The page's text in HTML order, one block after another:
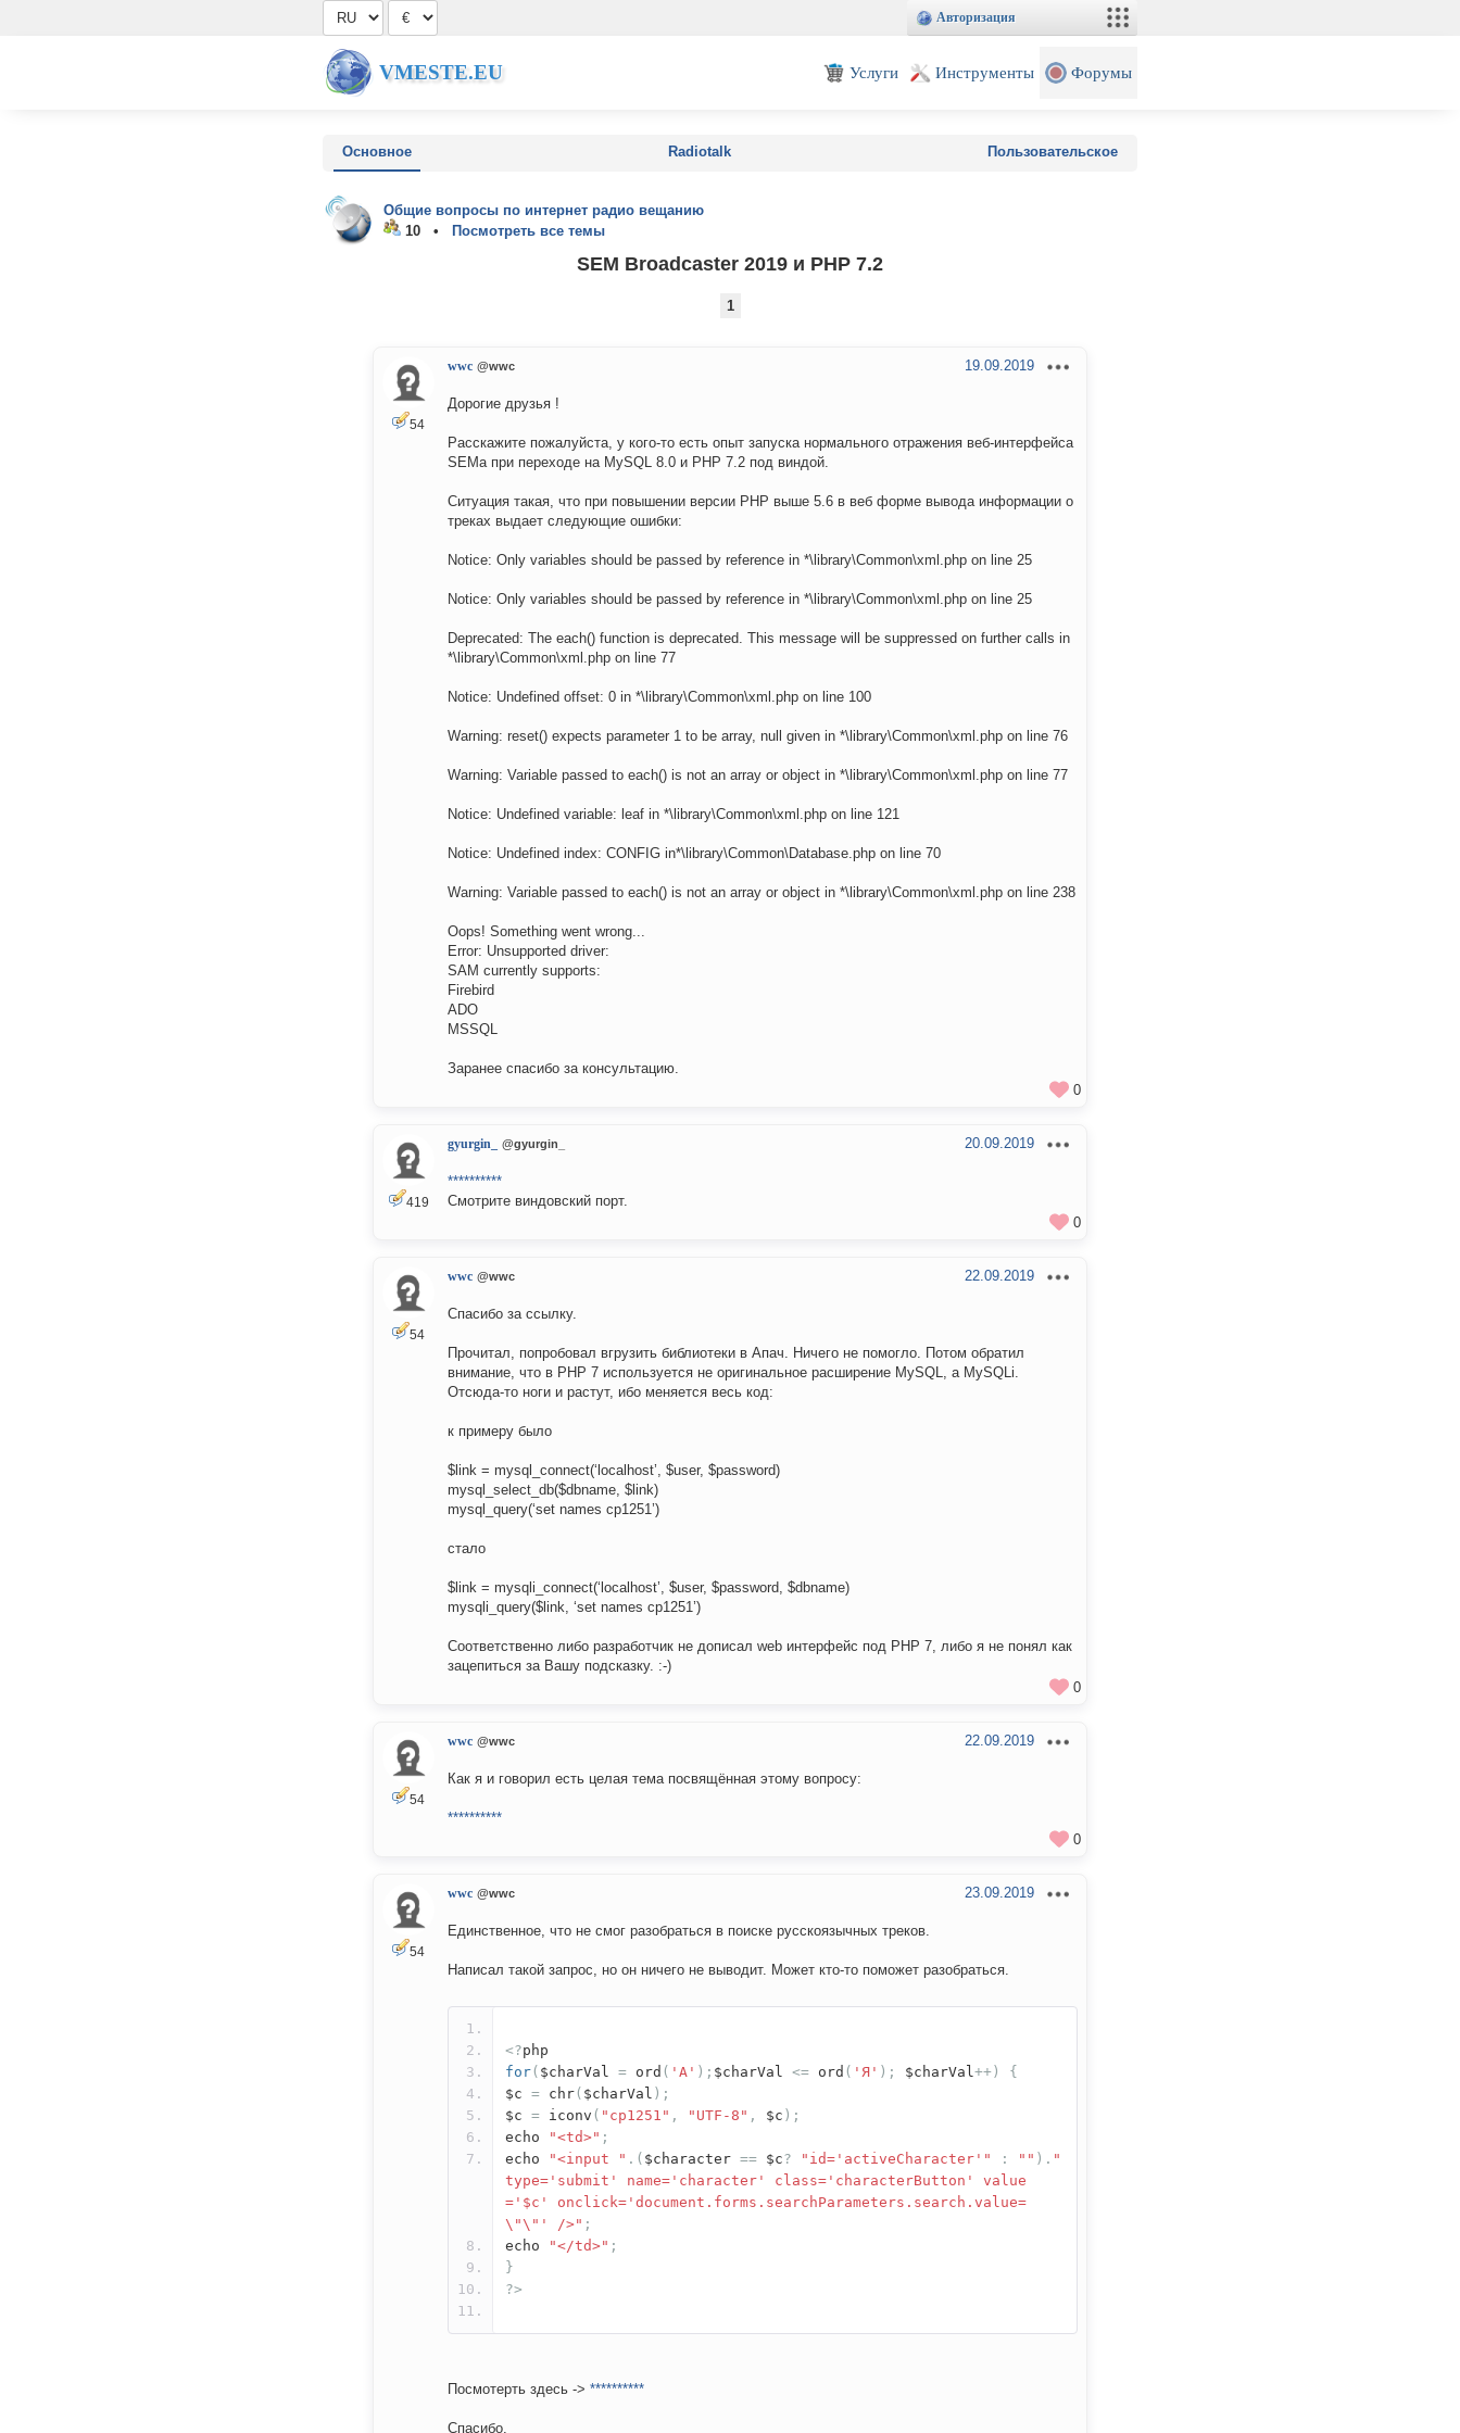
Авторизация
VMESTE.EU Услуги Инструменты Форумы
Основное Radiotalk Пользовательское
Общие вопросы по интернет радио вещанию
10 •
Посмотреть все темы
SEM Broadcaster 2019 и PHP 7.2
1
54
wwc @wwc 19.09.2019
Дорогие друзья !
Расскажите пожалуйста, у кого-то есть опыт запуска нормального отражения веб-интерфейса
SEMа при переходе на MySQL 8.0 и PHP 7.2 под виндой.
Ситуация такая, что при повышении версии PHP выше 5.6 в веб форме вывода информации о
треках выдает следующие ошибки:
Notice: Only variables should be passed by reference in *\library\Common\xml.php on line 25
Notice: Only variables should be passed by reference in *\library\Common\xml.php on line 25
Deprecated: The each() function is deprecated. This message will be suppressed on further calls in
*\library\Common\xml.php on line 77
Notice: Undefined offset: 0 in *\library\Common\xml.php on line 100
Warning: reset() expects parameter 1 to be array, null given in *\library\Common\xml.php on line 76
Warning: Variable passed to each() is not an array or object in *\library\Common\xml.php on line 77
Notice: Undefined variable: leaf in *\library\Common\xml.php on line 121
Notice: Undefined index: CONFIG in*\library\Common\Database.php on line 70
Warning: Variable passed to each() is not an array or object in *\library\Common\xml.php on line 238
Oops! Something went wrong...
Error: Unsupported driver:
SAM currently supports:
Firebird
ADO
MSSQL
Заранее спасибо за консультацию.
0
419
gyurgin_ @gyurgin_ 20.09.2019
**********
Смотрите виндовский порт.
0
54
wwc @wwc 22.09.2019
Спасибо за ссылку.
Прочитал, попробовал вгрузить библиотеки в Апач. Ничего не помогло. Потом обратил
внимание, что в PHP 7 используется не оригинальное расширение MySQL, а MySQLi.
Отсюда-то ноги и растут, ибо меняется весь код:
к примеру было
$link = mysql_connect(‘localhost’, $user, $password)
mysql_select_db($dbname, $link)
mysql_query(‘set names cp1251’)
стало
$link = mysqli_connect(‘localhost’, $user, $password, $dbname)
mysqli_query($link, ‘set names cp1251’)
Соответственно либо разработчик не дописал web интерфейс под PHP 7, либо я не понял как
зацепиться за Вашу подсказку. :-)
0
54
wwc @wwc 22.09.2019
Как я и говорил есть целая тема посвящённая этому вопросу:
**********
0
54
wwc @wwc 23.09.2019
Единственное, что не смог разобраться в поиске русскоязычных треков.
Написал такой запрос, но он ничего не выводит. Может кто-то поможет разобраться.
<?php
for( $charVal = ord ( 'А' ); $charVal <= ord ( 'Я' ); $charVal++)
{
$c = chr( $charVal );
$c = iconv ( "cp1251" , "UTF-8" , $c );
echo
"<td>" ;
echo
"<input " .( $character == $c? "id='activeCharacter'" : "" ). "
type='submit' name='character' class='characterButton' value
='$c' onclick='document.forms.searchParameters.search.value=
\"\"' />" ;
echo
"</td>" ;
}
?>
Посмотерть здесь -> **********
Спасибо.